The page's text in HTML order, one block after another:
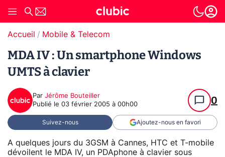
Accueil Mobile & Telecom
MDA IV : Un smartphone Windows
UMTS à clavier
Par Jérôme Bouteiller
Publié le 03 février 2005 à 00h00 0
Suivez-nous Ajoutez-nous en favori
A quelques jours du 3GSM à Cannes, HTC et T-mobile
dévoilent le MDA IV, un PDAphone à clavier sous